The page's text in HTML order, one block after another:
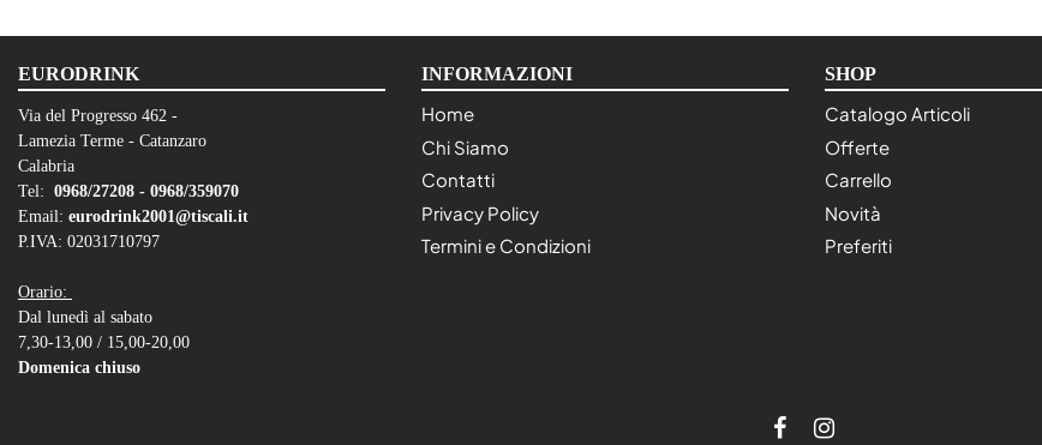
EURODRINK
Via del Progresso 462 -
Lamezia Terme - Catanzaro
Calabria
Tel: 0968/27208 - 0968/359070
Email: eurodrink2001@tiscali.it
P.IVA: 02031710797
Orario:
Dal lunedì al sabato
7,30-13,00 / 15,00-20,00
Domenica chiuso
INFORMAZIONI
Home
Chi Siamo
Contatti
Privacy Policy
Termini e Condizioni
SHOP
Catalogo Articoli
Offerte
Carrello
Novità
Preferiti